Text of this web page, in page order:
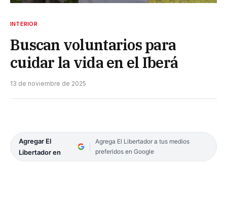
INTERIOR
Buscan voluntarios para
cuidar la vida en el Iberá
13 de noviembre de 2025
Agregar El
Libertador en
Agrega El Libertador a tus medios
preferidos en Google